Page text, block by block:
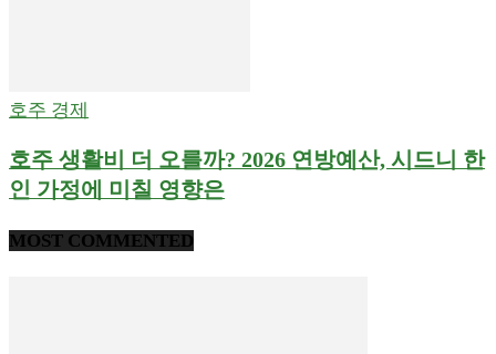
호주 경제
호주 생활비 더 오를까? 2026 연방예산, 시드니 한
인 가정에 미칠 영향은
MOST COMMENTED